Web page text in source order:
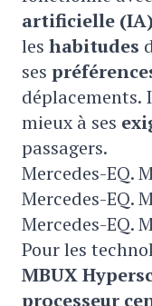
artificielle (IA)
les habitudes
ses
déplacements.
mieux à ses
passagers.
Mercedes-EQ.
Mercedes-EQ.
Mercedes-EQ.
Pour les
MBUX
processeur